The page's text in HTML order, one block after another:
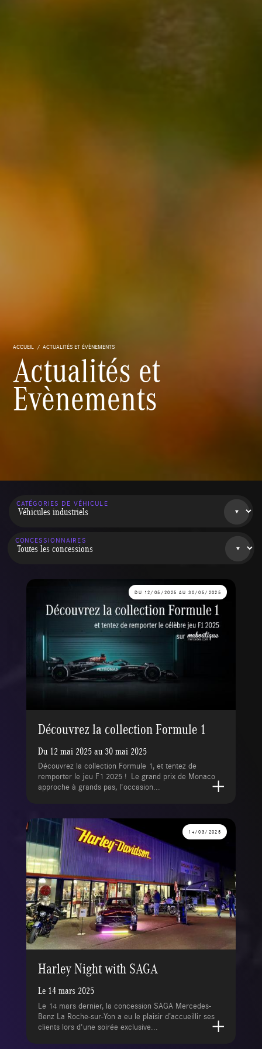
ACCUEIL ACTUALITÉS ET ÉVÈNEMENTS
Actualités et
Evènements
CATÉGORIES DE VÉHICULE
CONCESSIONNAIRES
DU 12/05/2025 AU 30/05/2025
Découvrez la collection Formule 1
Du 12 mai 2025 au 30 mai 2025
Découvrez la collection Formule 1, et tentez de
remporter le jeu F1 2025 ! Le grand prix de Monaco
approche à grands pas, l'occasion...
14/03/2025
Harley Night with SAGA
Le 14 mars 2025
Le 14 mars dernier, la concession SAGA Mercedes-
Benz La Roche-sur-Yon a eu le plaisir d’accueillir ses
clients lors d'une soirée exclusive...